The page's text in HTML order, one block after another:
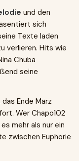
und den
sich
Texte laden
verlieren. Hits wie
Chuba
seine
Ende März
Wer Chapo102
mehr als nur ein
zwischen Euphorie